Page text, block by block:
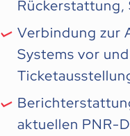
Rückerstattung,
Verbindung zur
Systems vor
aktuellen PNR-